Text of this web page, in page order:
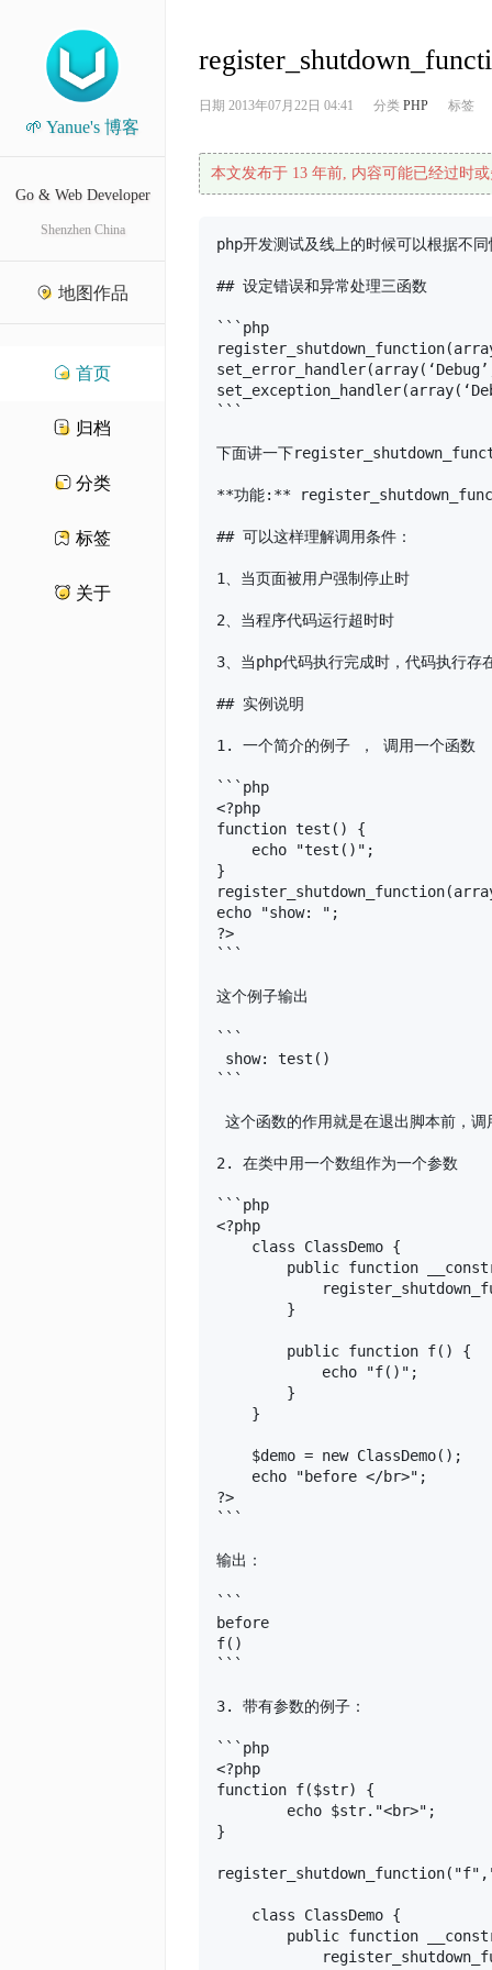
🌱 Yanue's 博客
Go & Web Developer
Shenzhen China
地图作品
首页
归档
分类
标签
关于
日期 2013年07月22日 04:41 分类 PHP 标签
本文发布于 13 年前, 内容可能已经过时
php开发测试及线上的时候可以根据不
## 设定错误和异常处理三函数
```php
```
下面讲一下
**功能:**
## 可以这样理解调用条件：
1、当页面被用户强制停止时
2、当程序代码运行超时时
3、当php代码执行完成时，代码执行存
## 实例说明
1. 一个简介的例子 ， 调用一个函数
```php
<?php
function test() {
    echo "test()";
}
echo "show: ";
?>
```
这个例子输出
```
show: test()
```
这个函数的作用就是在退出脚本前，
2. 在类中用一个数组作为一个参数
```php
<?php
    class ClassDemo {
public function
        }
        public function f() {
            echo "f()";
        }
    }
    $demo = new ClassDemo();
    echo "before </br>";
?>
```
输出：
```
before
f()
```
3. 带有参数的例子：
```php
<?php
function f($str) {
        echo $str."<br>";
}
    class ClassDemo {
public function